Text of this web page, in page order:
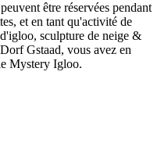
être réservées pendant
et en tant qu'activité de
sculpture de neige &
Gstaad, vous avez en
Mystery Igloo.